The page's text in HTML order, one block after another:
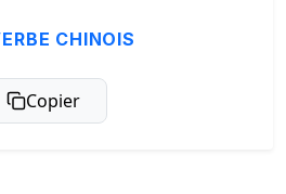
CHINOIS
Copier